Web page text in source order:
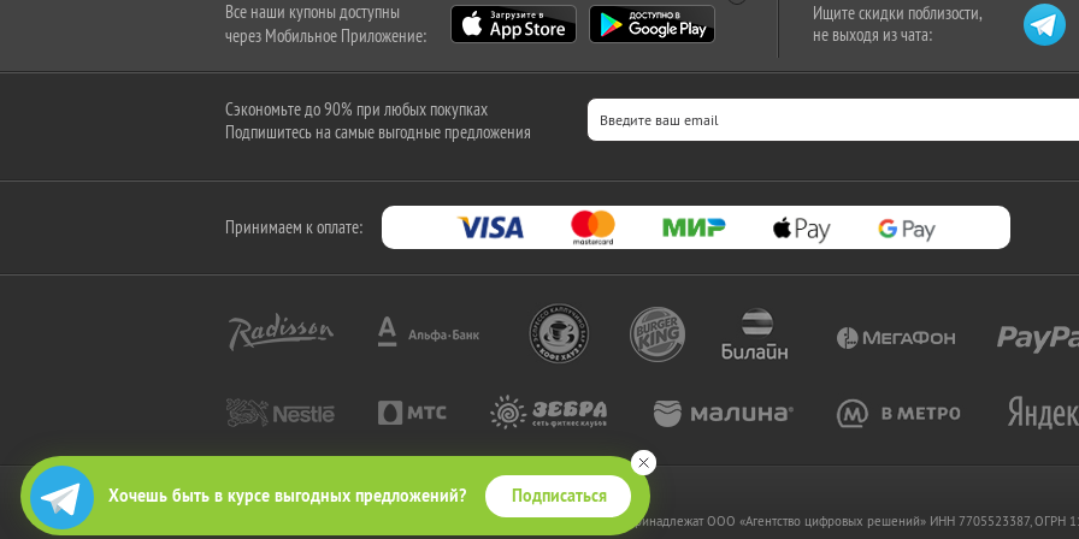
Хочешь быть в курсе выгодных предложений? Подписаться
Все наши купоны доступны
через Мобильное Приложение:
Ищите скидки поблизости,
не выходя из чата:
Сэкономьте до 90% при любых покупках
Подпишитесь на самые выгодные предложения
Принимаем к оплате:
2010-2026 © КупиКупон. Все права защищены.
Все права на товарный знак "КупиКупон" и на сайт www.kupikupon.ru принадлежат OOO «Агентство цифровых решений» ИНН 7705523387, ОГРН